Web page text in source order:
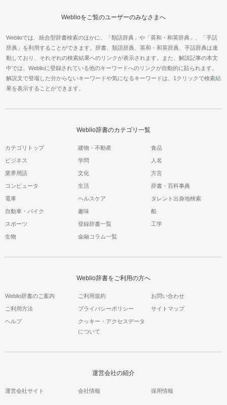
Weblioをご覧のユーザーのみなさまへ
Weblioでは、統合型辞書検索のほかに、「類語辞典」や「英和・和英辞典」、「手話
辞典」を利用することができます。辞書、類語辞典、英和・和英辞典、手話辞典は連
動しており、それぞれの検索結果へのリンクが表示されます。また、解説記事の本文
中では、Weblioに登録されている他のキーワードへのリンクが自動的に貼られます。
解説文で登場した分からないキーワードや気になるキーワードは、1クリックで検索結
果を表示することができます。
Weblio辞書のカテゴリ一覧
カテゴリトップ 建物・不動産 食品
ビジネス 学問 人名
業界用語 文化 方言
コンピュータ 生活 辞書・百科事典
電車 ヘルスケア タレント出身地検索
自動車・バイク 趣味 船
スポーツ 登録辞書一覧 工学
生物 金融コラム一覧
Weblio辞書をご利用の方へ
Weblio辞書のご案内 ご利用規約 お問い合わせ
ご利用方法 プライバシーポリシー サイトマップ
ヘルプ
クッキー・アクセスデータ
について
運営会社の紹介
運営会社サイト 会社情報 採用情報